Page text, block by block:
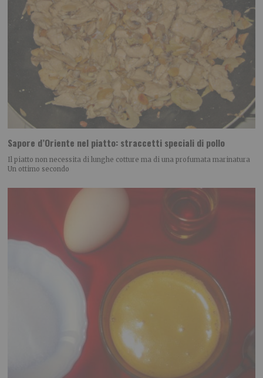
Sapore d’Oriente nel piatto: straccetti speciali di pollo
Il piatto non necessita di lunghe cotture ma di una profumata marinatura
Un ottimo secondo